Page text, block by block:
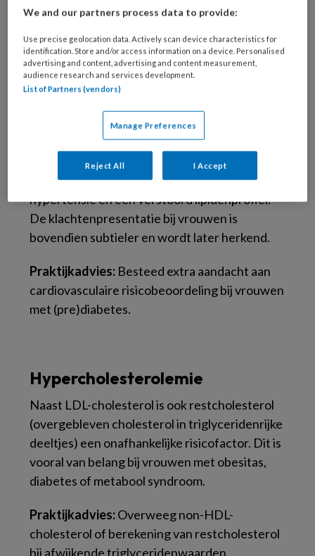
jaar standaard de bloeddruk, ook bij
klachten.
Diabetes mellitus type 2
Vrouwen met diabetes type 2 lopen een hoger
risico op hart- en vaatziekten dan mannen. Ze
ontwikkelen vaak tegelijk overgewicht,
hypertensie en een verstoord lipidenprofiel.
De klachtenpresentatie bij vrouwen is
bovendien subtieler en wordt later herkend.
Praktijkadvies: Besteed extra aandacht aan
cardiovasculaire risicobeoordeling bij vrouwen
met (pre)diabetes.
Hypercholesterolemie
Naast LDL-cholesterol is ook restcholesterol
(overgebleven cholesterol in triglyceridenrijke
deeltjes) een onafhankelijke risicofactor. Dit is
vooral van belang bij vrouwen met obesitas,
diabetes of metabool syndroom.
Praktijkadvies:Overweeg non-HDL-
cholesterol of berekening van restcholesterol
bij afwijkende triglyceridenwaarden.
We and our partners process data to provide:
Use precise geolocation data. Actively scan device characteristics for
identification. Store and/or access information on a device. Personalised
advertising and content, advertising and content measurement,
audience research and services development.
List of Partners (vendors)
Manage Preferences
Reject All I Accept